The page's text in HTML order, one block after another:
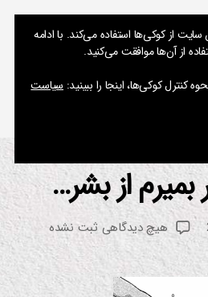
یک مسعود
از بشر…
نویسنده
نوشته
از
م
س
ع
و
هیچ دیدگاهی برای
حمله
دیگر
بمیرم
ثبت نشده
از کوکی‌ها استفاده می‌کند. با ادامه
از آن‌ها موافقت می‌کنید.
کنترل کوکی‌ها، اینجا را ببینید: سیاست